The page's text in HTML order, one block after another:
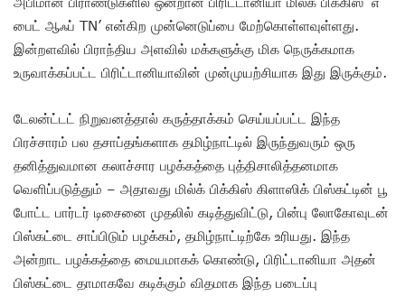
பைட் ஆஃப் TN’ என்கிற முன்னெடுப்பை மேற்கொள்ளவுள்ளது.
இன்றளவில் பிராந்திய அளவில் மக்களுக்கு மிக நெருக்கமாக
உருவாக்கப்பட்ட பிரிட்டானியாவின் முன்முயற்சியாக இது இருக்கும்.
டேலன்ட்டட் நிறுவனத்தால் கருத்தாக்கம் செய்யப்பட்ட இந்த
பிரச்சாரம் பல தசாப்தங்களாக தமிழ்நாட்டில் இருந்துவரும் ஒரு
தனித்துவமான கலாச்சார பழக்கத்தை புத்திசாலித்தனமாக
வெளிப்படுத்தும் – அதாவது மில்க் பிக்கிஸ் கிளாஸிக் பிஸ்கட்டின் பூ
போட்ட பார்டர் டிசைனை முதலில் கடித்துவிட்டு, பின்பு லோகோவுடன்
பிஸ்கட்டை சாப்பிடும் பழக்கம், தமிழ்நாட்டிற்கே உரியது. இந்த
அன்றாட பழக்கத்தை மையமாகக் கொண்டு, பிரிட்டானியா அதன்
பிஸ்கட்டை தாமாகவே கடிக்கும் விதமாக இந்த படைப்பு